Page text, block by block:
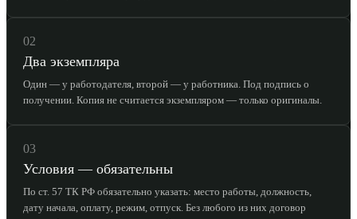
02
Два экземпляра
Один — у работодателя, второй — у работника. Под подпись о
получении. Копия не считается экземпляром — только оригиналы.
03
Условия — обязательны
По ст. 57 ТК РФ обязательно указать: место работы, должность,
дату начала, оплату, режим, отпуск. Без любого из них договор